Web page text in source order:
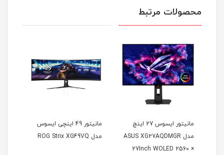
محصولات مرتبط
مانیتور ایسوس 27 اینچ
مدل ASUS XG27AQDMGR
27Inch WOLED 2560 ×
مانیتور 49 اینچی ایسوس
مدل ROG Strix XG49VQ